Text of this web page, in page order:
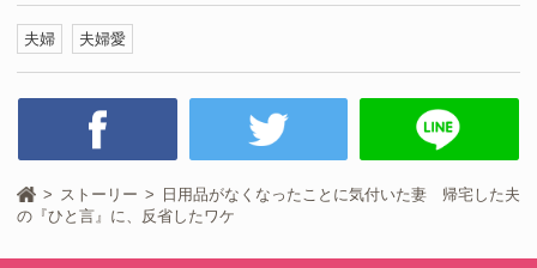
夫婦 夫婦愛
ストーリー
日用品がなくなったことに気付いた妻 帰宅した夫
の『ひと言』に、反省したワケ